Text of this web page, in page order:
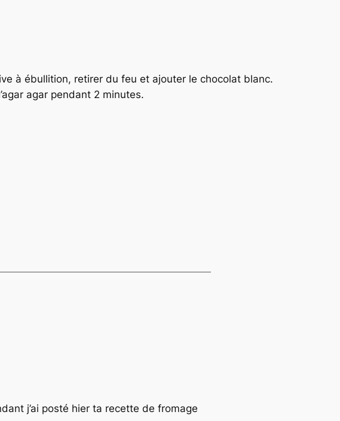
à ébullition, retirer du feu et ajouter le chocolat blanc.
agar pendant 2 minutes.
j’ai posté hier ta recette de fromage